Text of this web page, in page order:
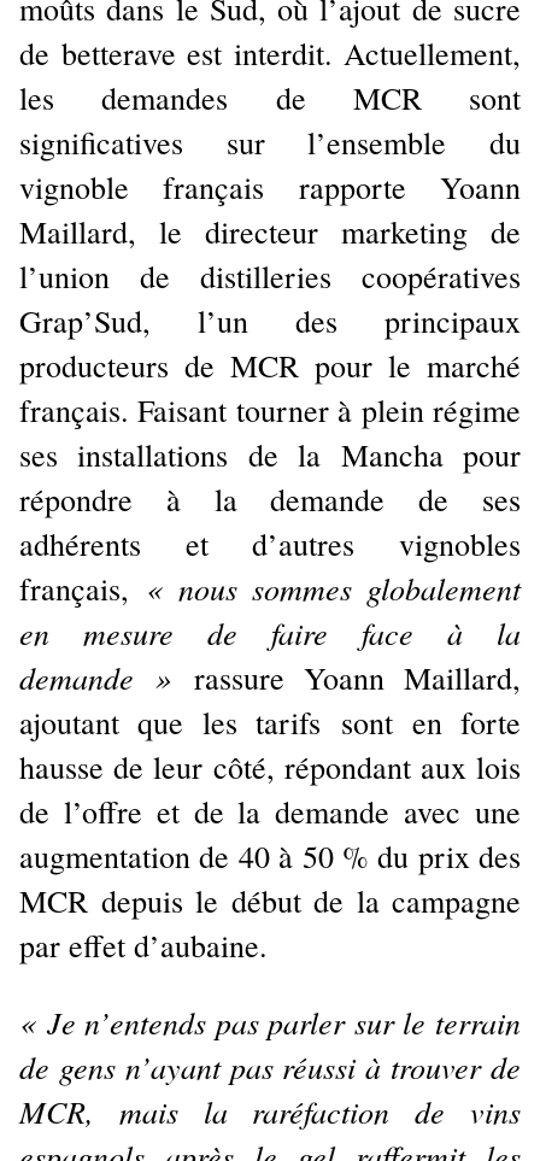
moûts dans le Sud, où l’ajout de sucre
de betterave est interdit. Actuellement,
les demandes de MCR sont
significatives sur l’ensemble du
vignoble français rapporte Yoann
Maillard, le directeur marketing de
l’union de distilleries coopératives
Grap’Sud, l’un des principaux
producteurs de MCR pour le marché
français. Faisant tourner à plein régime
ses installations de la Mancha pour
répondre à la demande de ses
adhérents et d’autres vignobles
français, « nous sommes globalement
en mesure de faire face à la
demande » rassure Yoann Maillard,
ajoutant que les tarifs sont en forte
hausse de leur côté, répondant aux lois
de l’offre et de la demande avec une
augmentation de 40 à 50 % du prix des
MCR depuis le début de la campagne
par effet d’aubaine.
« Je n’entends pas parler sur le terrain
de gens n’ayant pas réussi à trouver de
MCR, mais la raréfaction de vins